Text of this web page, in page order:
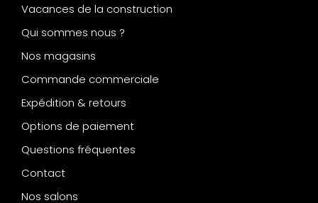
Vacances de la construction
Qui sommes nous ?
Nos magasins
Commande commerciale
Expédition & retours
Options de paiement
Questions fréquentes
Contact
Nos salons